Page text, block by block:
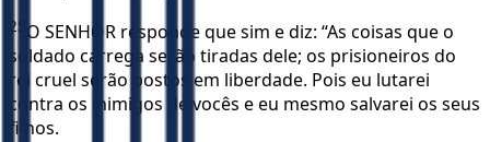
25 O SENHOR responde que sim e diz: “As coisas que o
soldado carrega serão tiradas dele; os prisioneiros do
rei cruel serão postos em liberdade. Pois eu lutarei
contra os inimigos de vocês e eu mesmo salvarei os seus
filhos.